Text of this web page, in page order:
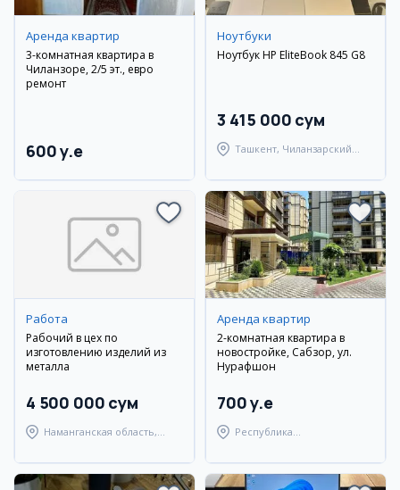
Аренда квартир
3-комнатная квартира в
Чиланзоре, 2/5 эт., евро
ремонт
600 y.e
Ноутбуки
Ноутбук HP EliteBook 845 G8
3 415 000 сум
Ташкент, Чиланзарский
Работа
Рабочий в цех по
изготовлению изделий из
металла
4 500 000 сум
Наманганская область,
Аренда квартир
2-комнатная квартира в
новостройке, Сабзор, ул.
Нурафшон
700 y.e
Республика
Берунийский район